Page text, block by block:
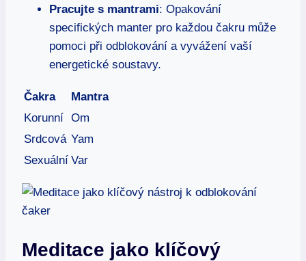
Pracujte s mantrami: Opakování
specifických manter pro každou čakru může
pomoci při odblokování a vyvážení vaší
energetické soustavy.
Čakra
Mantra
Korunní Om
Srdcová Yam
Sexuální Var
Meditace jako klíčový